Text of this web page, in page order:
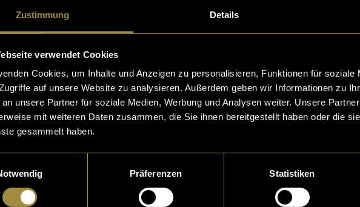
Zustimmung Details
verwendet Cookies
Cookies, um Inhalte und Anzeigen zu personalisieren, Funktionen für soziale
auf unsere Website zu analysieren. Außerdem geben wir Informationen zu
unsere Partner für soziale Medien, Werbung und Analysen weiter. Unsere
mit weiteren Daten zusammen, die Sie ihnen bereitgestellt haben oder die
gesammelt haben.
Präferenzen Statistiken
Zusammenarbeit, Kommunikation und Ressourcen zuordnen.
werden die Zusammenarbeit und die Kommunikation als
kontextualisiert, während der kommunikativ-diskursive
Perspektivenvielfalt als positive Faktoren beschrieben werden.
werden primär in den Bereichen Ressourcen, Kommunikation und
Projektmanagement verortet.